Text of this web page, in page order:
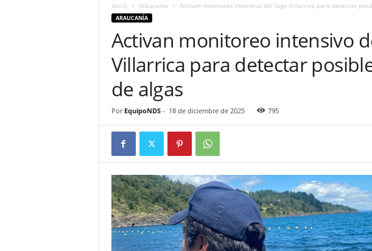
Inicio Araucanía Activan monitoreo intensivo del lago Villarrica para detectar
ARAUCANÍA
Activan monitoreo intensivo
Villarrica para detectar
de algas
Por EquipoNDS- 18 de diciembre de 2025 795